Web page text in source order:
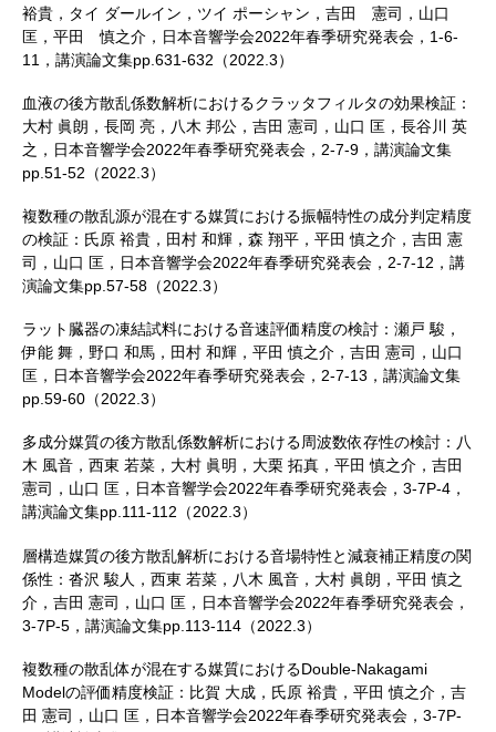
裕貴，タイ ダールイン，ツイ ポーシャン，吉田 憲司，山口
匡，平田 慎之介，日本音響学会2022年春季研究発表会，1-6-
11，講演論文集pp.631-632（2022.3）
血液の後方散乱係数解析におけるクラッタフィルタの効果検証：
大村 眞朗，長岡 亮，八木 邦公，吉田 憲司，山口 匡，長谷川 英
之，日本音響学会2022年春季研究発表会，2-7-9，講演論文集
pp.51-52（2022.3）
複数種の散乱源が混在する媒質における振幅特性の成分判定精度
の検証：氏原 裕貴，田村 和輝，森 翔平，平田 慎之介，吉田 憲
司，山口 匡，日本音響学会2022年春季研究発表会，2-7-12，講
演論文集pp.57-58（2022.3）
ラット臓器の凍結試料における音速評価精度の検討：瀬戸 駿，
伊能 舞，野口 和馬，田村 和輝，平田 慎之介，吉田 憲司，山口
匡，日本音響学会2022年春季研究発表会，2-7-13，講演論文集
pp.59-60（2022.3）
多成分媒質の後方散乱係数解析における周波数依存性の検討：八
木 風音，西東 若菜，大村 眞明，大栗 拓真，平田 慎之介，吉田
憲司，山口 匡，日本音響学会2022年春季研究発表会，3-7P-4，
講演論文集pp.111-112（2022.3）
層構造媒質の後方散乱解析における音場特性と減衰補正精度の関
係性：沓沢 駿人，西東 若菜，八木 風音，大村 眞朗，平田 慎之
介，吉田 憲司，山口 匡，日本音響学会2022年春季研究発表会，
3-7P-5，講演論文集pp.113-114（2022.3）
複数種の散乱体が混在する媒質におけるDouble-Nakagami
Modelの評価精度検証：比賀 大成，氏原 裕貴，平田 慎之介，吉
田 憲司，山口 匡，日本音響学会2022年春季研究発表会，3-7P-